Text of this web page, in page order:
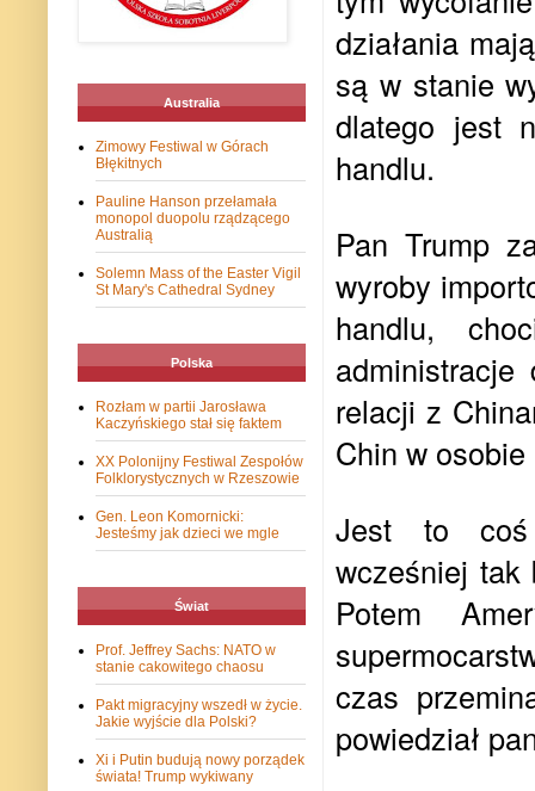
działania
są w stanie
dlatego jest
handlu.
Pan Trump
wyroby
handlu,
administracje
relacji z
Chin w
Jest to coś
wcześniej tak
Potem
czas
powiedział
Australia
Zimowy Festiwal w Górach
Błękitnych
Pauline Hanson przełamała
monopol duopolu rządzącego
Australią
Solemn Mass of the Easter Vigil
St Mary's Cathedral Sydney
Polska
Rozłam w partii Jarosława
Kaczyńskiego stał się faktem
XX Polonijny Festiwal Zespołów
Folklorystycznych w Rzeszowie
Gen. Leon Komornicki:
Jesteśmy jak dzieci we mgle
Świat
Prof. Jeffrey Sachs: NATO w
stanie cakowitego chaosu
Pakt migracyjny wszedł w życie.
Jakie wyjście dla Polski?
Xi i Putin budują nowy porządek
świata! Trump wykiwany